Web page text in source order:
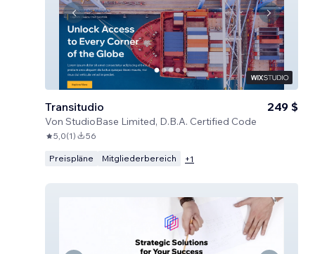
Transitudio
Von StudioBase Limited, D.B.A. Certified Code
249 $
5,0(1) 56
Preispläne Mitgliederbereich +1